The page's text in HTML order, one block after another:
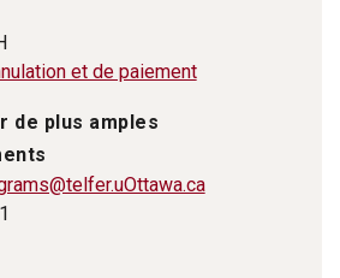
et de paiement
de plus amples